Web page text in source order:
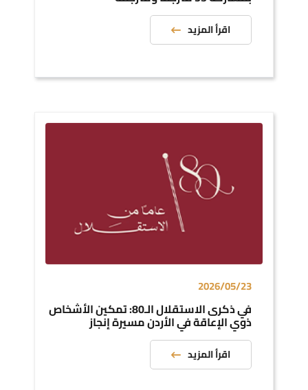
اقرأ المزيد
2026/05/23
في ذكرى الاستقلال الـ80: تمكين الأشخاص
ذوي الإعاقة في الأردن مسيرة إنجاز
اقرأ المزيد